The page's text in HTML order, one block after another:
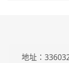
地址：